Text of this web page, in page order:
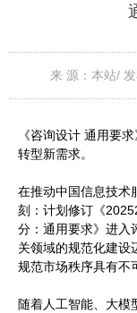
来 源：本站/
《咨询设计 通用要
转型新需求。
在推动中国信息技术
刻：计划修订《
分：通用要求》进入
关领域的规范化建设
规范市场秩序具有不
随着人工智能、大模